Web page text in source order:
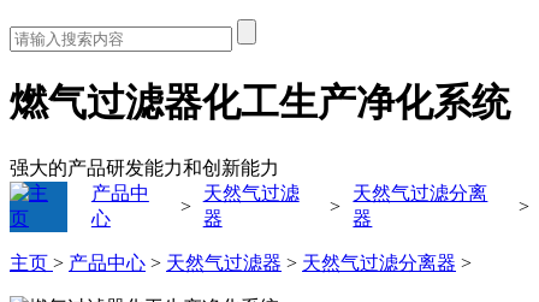
燃气过滤器化工生产净化系统
强大的产品研发能力和创新能力
产品中
心
>
天然气过滤
器
>
天然气过滤分离
器
>
主页 > 产品中心 > 天然气过滤器 > 天然气过滤分离器 >